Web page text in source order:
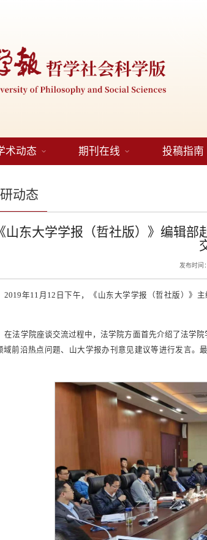
术动态 期刊在线 投稿指南
动态
山东大学学报（哲社版）》编辑部
发布时间
2019年11月12日下午，《山东大学学报（哲社版）》
在法学院座谈交流过程中，法学院方面首先介绍了法学
域前沿热点问题、山大学报办刊意见建议等进行发言。